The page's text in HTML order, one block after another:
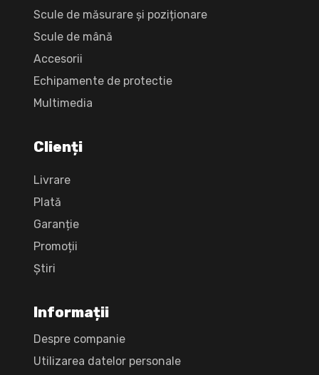
Scule de măsurare și poziționare
Scule de mână
Accesorii
Echipamente de protectie
Multimedia
Clienți
Livrare
Plată
Garanție
Promoții
Știri
Informații
Despre companie
Utilizarea datelor personale